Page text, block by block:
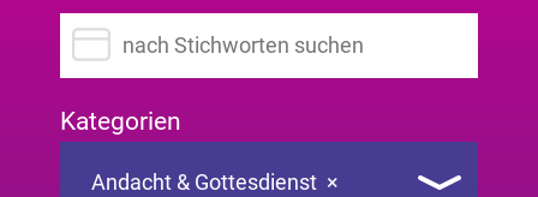
Suchbegriff eingeben
Kategorien
×
Andacht & Gottesdienst